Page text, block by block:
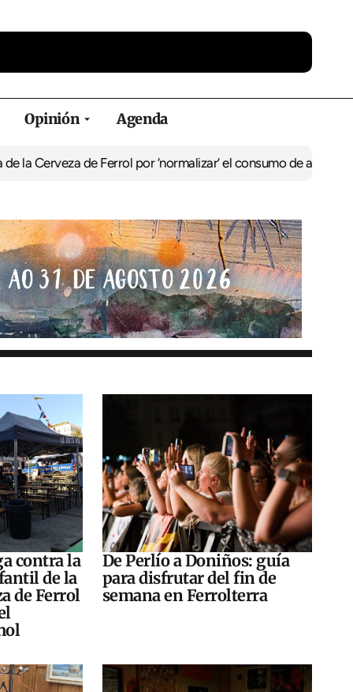
Opinión Agenda
de Ferrol por ‘normalizar’ el consumo de alcoholDe Perlío a
contra la
de la
de Ferrol
De Perlío a Doniños: guía
para disfrutar del fin de
semana en Ferrolterra